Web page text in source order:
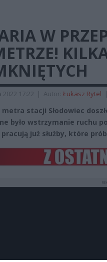
W
17:22 | Autor: Łukasz Rytel |
metra stacji Słodowiec
było wstrzymanie ruchu
już służby, które